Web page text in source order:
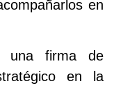
en
una firma de
en la